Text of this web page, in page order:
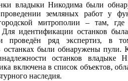
владыки Никодима были
земляных работ у
митрополии – там,
идентификации останков была
проведён ряд экспертиз, в
останках были обнаружены пули.
останков владыке
включена в список объектов,
наследия.